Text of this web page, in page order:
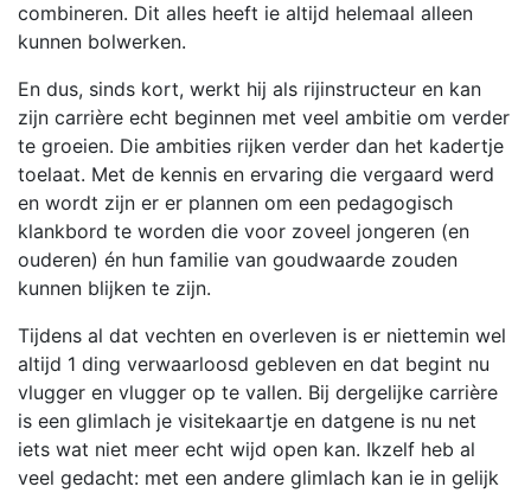
combineren. Dit alles heeft ie altijd helemaal alleen
kunnen bolwerken.
En dus, sinds kort, werkt hij als rijinstructeur en kan
zijn carrière echt beginnen met veel ambitie om verder
te groeien. Die ambities rijken verder dan het kadertje
toelaat. Met de kennis en ervaring die vergaard werd
en wordt zijn er er plannen om een pedagogisch
klankbord te worden die voor zoveel jongeren (en
ouderen) én hun familie van goudwaarde zouden
kunnen blijken te zijn.
Tijdens al dat vechten en overleven is er niettemin wel
altijd 1 ding verwaarloosd gebleven en dat begint nu
vlugger en vlugger op te vallen. Bij dergelijke carrière
is een glimlach je visitekaartje en datgene is nu net
iets wat niet meer echt wijd open kan. Ikzelf heb al
veel gedacht: met een andere glimlach kan ie in gelijk